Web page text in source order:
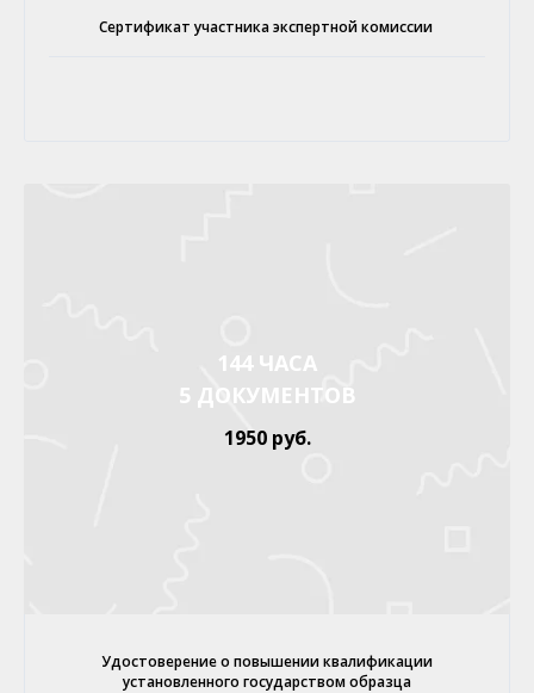
Сертификат участника экспертной комиссии
144 ЧАСА
5 ДОКУМЕНТОВ
1950 руб.
Удостоверение о повышении квалификации
установленного государством образца